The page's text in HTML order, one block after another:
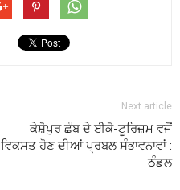
Next article
ਕੇਸ਼ੋਪੁਰ ਛੰਬ ਦੇ ਈਕੋ-ਟੂਰਿਜ਼ਮ ਵਜੋਂ
ਵਿਕਸਤ ਹੋਣ ਦੀਆਂ ਪ੍ਰਬਲ ਸੰਭਾਵਨਾਵਾਂ :
ਠੰਡਲ